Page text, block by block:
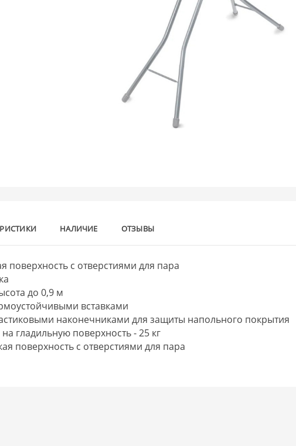
НАЛИЧИЕ ОТЗЫВЫ
поверхность с отверстиями для пара
до 0,9 м
вставками
наконечниками для защиты напольного покрытия
гладильную поверхность - 25 кг
поверхность с отверстиями для пара